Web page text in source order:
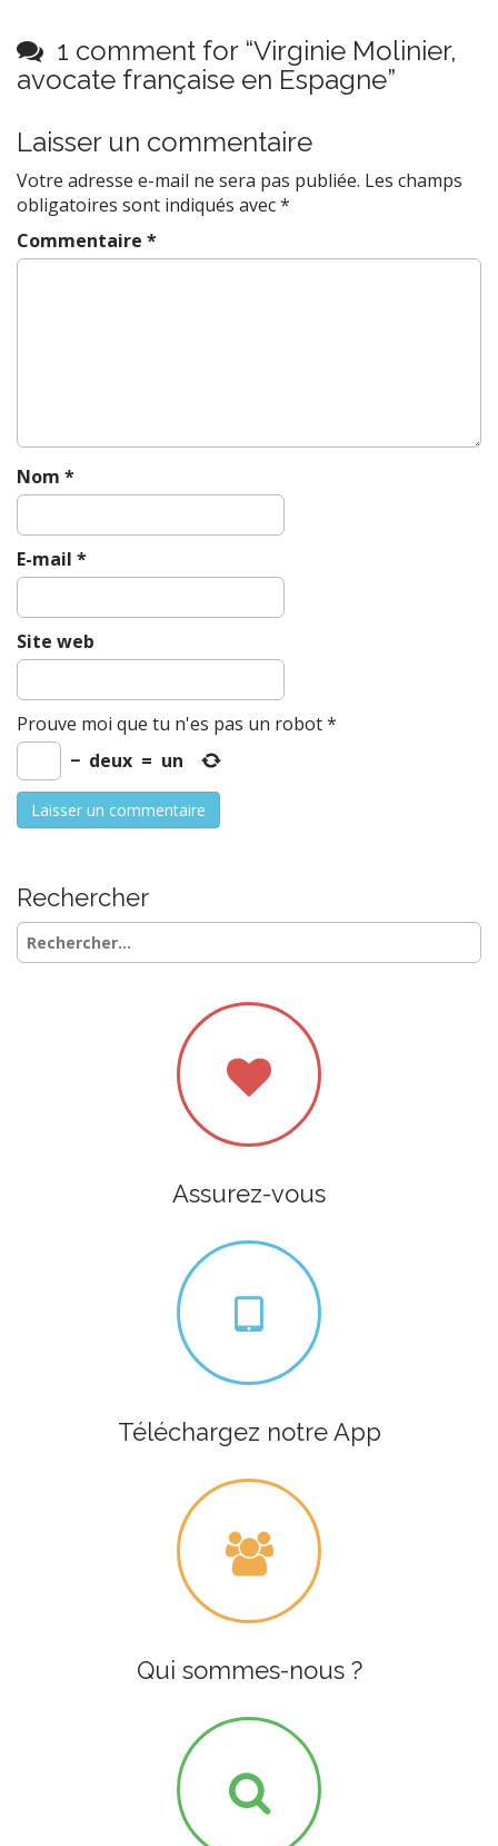
t
n
v
i
g
t
1 comment for “Virginie Molinier,
avocate française en Espagne”
Laisser un commentaire
Votre adresse e-mail ne sera pas publiée. Les champs
obligatoires sont indiqués avec*
Commentaire *
Nom *
E-mail *
Site web
Prouve moi que tu n'es pas un robot*
− deux = un
Rechercher
Rechercher :
Assurez-vous
Téléchargez notre App
Qui sommes-nous ?